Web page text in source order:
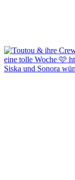
Siska und Sonora